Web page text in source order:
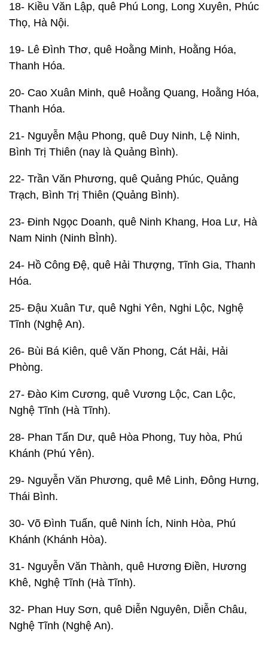
18- Kiều Văn Lập, quê Phú Long, Long Xuyên, Phúc
Thọ, Hà Nội.
19- Lê Đình Thơ, quê Hoằng Minh, Hoằng Hóa,
Thanh Hóa.
20- Cao Xuân Minh, quê Hoằng Quang, Hoằng Hóa,
Thanh Hóa.
21- Nguyễn Mậu Phong, quê Duy Ninh, Lệ Ninh,
Bình Trị Thiên (nay là Quảng Bình).
22- Trần Văn Phương, quê Quảng Phúc, Quảng
Trạch, Bình Trị Thiên (Quảng Bình).
23- Đinh Ngọc Doanh, quê Ninh Khang, Hoa Lư, Hà
Nam Ninh (Ninh BÌnh).
24- Hồ Công Đệ, quê Hải Thượng, Tĩnh Gia, Thanh
Hóa.
25- Đậu Xuân Tư, quê Nghi Yên, Nghi Lộc, Nghệ
Tĩnh (Nghệ An).
26- Bùi Bá Kiên, quê Văn Phong, Cát Hải, Hải
Phòng.
27- Đào Kim Cương, quê Vương Lộc, Can Lộc,
Nghệ Tĩnh (Hà Tĩnh).
28- Phan Tấn Dư, quê Hòa Phong, Tuy hòa, Phú
Khánh (Phú Yên).
29- Nguyễn Văn Phương, quê Mê Linh, Đông Hưng,
Thái Bình.
30- Võ Đình Tuấn, quê Ninh Ích, Ninh Hòa, Phú
Khánh (Khánh Hòa).
31- Nguyễn Văn Thành, quê Hương Điền, Hương
Khê, Nghệ Tĩnh (Hà Tĩnh).
32- Phan Huy Sơn, quê Diễn Nguyên, Diễn Châu,
Nghệ Tĩnh (Nghệ An).